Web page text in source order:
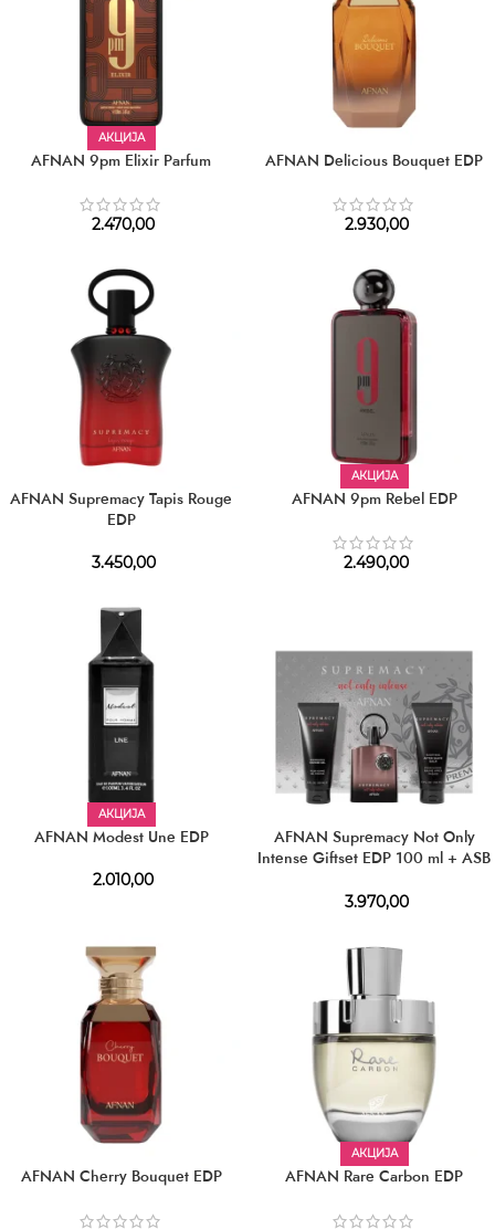
АКЦИЈА
AFNAN 9pm Elixir Parfum
2.470,00
AFNAN Delicious Bouquet EDP
2.930,00
AFNAN Supremacy Tapis Rouge
EDP
3.450,00
АКЦИЈА
AFNAN 9pm Rebel EDP
2.490,00
АКЦИЈА
AFNAN Modest Une EDP
2.010,00
AFNAN Supremacy Not Only
Intense Giftset EDP 100 ml + ASB
3.970,00
AFNAN Cherry Bouquet EDP
АКЦИЈА
AFNAN Rare Carbon EDP